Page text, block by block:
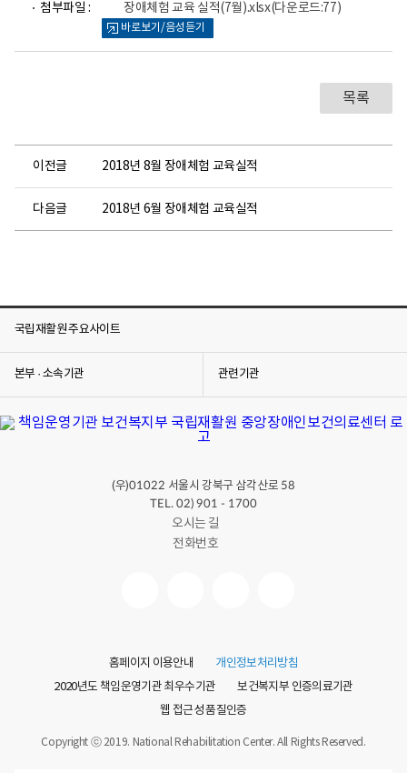
터
로
고
첨부파일 : 장애체험 교육 실적(7월).xlsx(다운로드:77)
어
바로보기/음성듣기
목록
이전글 2018년 8월 장애체험 교육실적
다음글 2018년 6월 장애체험 교육실적
국립재활원 주요사이트
본부 · 소속기관 관련기관
(우)01022 서울시 강북구 삼각산로 58
TEL. 02) 901 - 1700
오시는 길
전화번호
홈페이지 이용안내
개인정보처리방침
2020년도 책임운영기관 최우수기관
보건복지부 인증의료기관
웹 접근성 품질인증
Copyright ⓒ 2019. National Rehabilitation Center. All Rights Reserved.